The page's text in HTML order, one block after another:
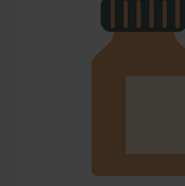
Lista: .